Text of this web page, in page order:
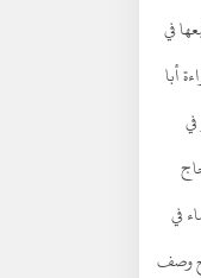
في
أبا
في
وصف